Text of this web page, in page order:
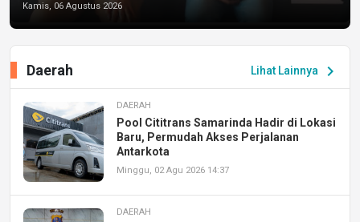
Kamis, 06 Agustus 2026
Lihat Lainnya chevron_right
Daerah
DAERAH
Pool Cititrans Samarinda Hadir di Lokasi
Baru, Permudah Akses Perjalanan
Antarkota
Minggu, 02 Agu 2026 14:37
DAERAH